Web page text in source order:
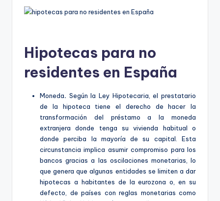
Hipotecas para no
residentes en España
Moneda. Según la Ley Hipotecaria, el prestatario
de la hipoteca tiene el derecho de hacer la
transformación del préstamo a la moneda
extranjera donde tenga su vivienda habitual o
donde perciba la mayoría de su capital. Esta
circunstancia implica asumir compromiso para los
bancos gracias a las oscilaciones monetarias, lo
que genera que algunas entidades se limiten a dar
hipotecas a habitantes de la eurozona o, en su
defecto, de países con reglas monetarias como